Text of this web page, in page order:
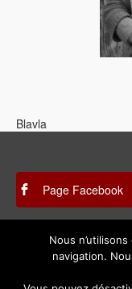
Blavla
Page Facebook
Instagram
Nous
navigation.